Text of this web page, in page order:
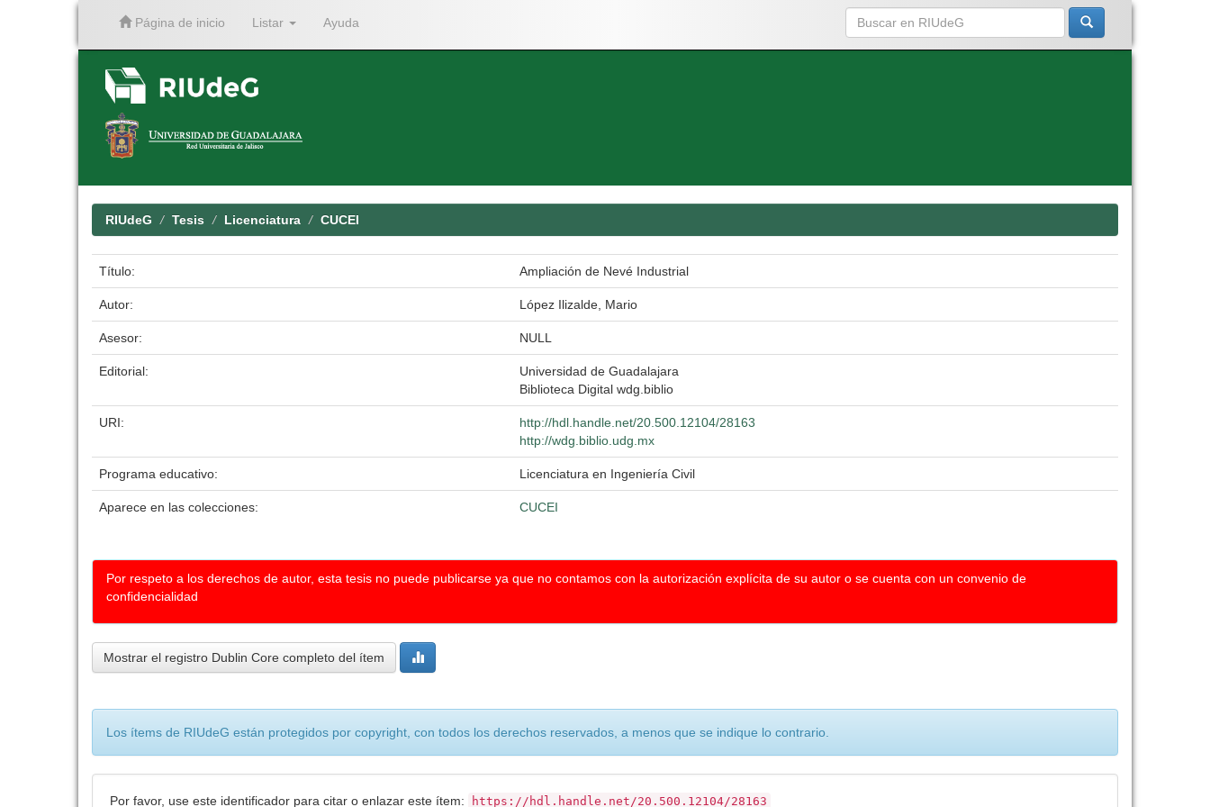
Página de inicio Listar Ayuda
RIUdeG Tesis Licenciatura CUCEI
Título: Ampliación de Nevé Industrial
Autor: López Ilizalde, Mario
Asesor: NULL
Editorial:
Universidad de Guadalajara
Biblioteca Digital wdg.biblio
URI:
http://hdl.handle.net/20.500.12104/28163
http://wdg.biblio.udg.mx
Programa educativo: Licenciatura en Ingeniería Civil
Aparece en las colecciones: CUCEI
Por respeto a los derechos de autor, esta tesis no puede publicarse ya que no contamos con la autorización explícita de su autor o se cuenta con un convenio de
confidencialidad
Mostrar el registro Dublin Core completo del ítem
Los ítems de RIUdeG están protegidos por copyright, con todos los derechos reservados, a menos que se indique lo contrario.
Por favor, use este identificador para citar o enlazar este ítem: https://hdl.handle.net/20.500.12104/28163